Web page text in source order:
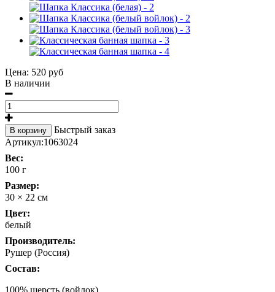
Цена: 520 руб
В наличии
В корзину
Быстрый заказ
Артикул:1063024
Вес:
100 г
Размер:
30 × 22 см
Цвет:
белый
Производитель:
Рушер (Россия)
Состав:
100% шерсть (войлок)